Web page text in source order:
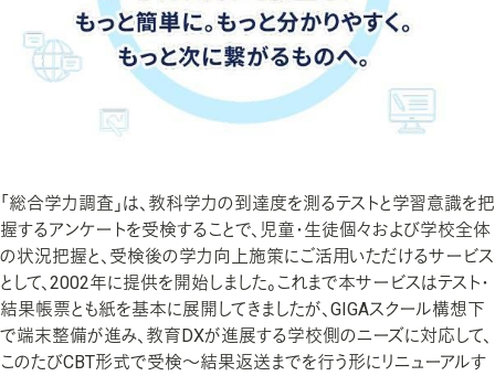
「総合学力調査」は、教科学力の到達度を測るテストと学習意識を把
握するアンケートを受検することで、児童・生徒個々および学校全体
の状況把握と、受検後の学力向上施策にご活用いただけるサービス
として、2002年に提供を開始しました。これまで本サービスはテスト・
結果帳票とも紙を基本に展開してきましたが、GIGAスクール構想下
で端末整備が進み、教育DXが進展する学校側のニーズに対応して、
このたびCBT形式で受検～結果返送までを行う形にリニューアルす